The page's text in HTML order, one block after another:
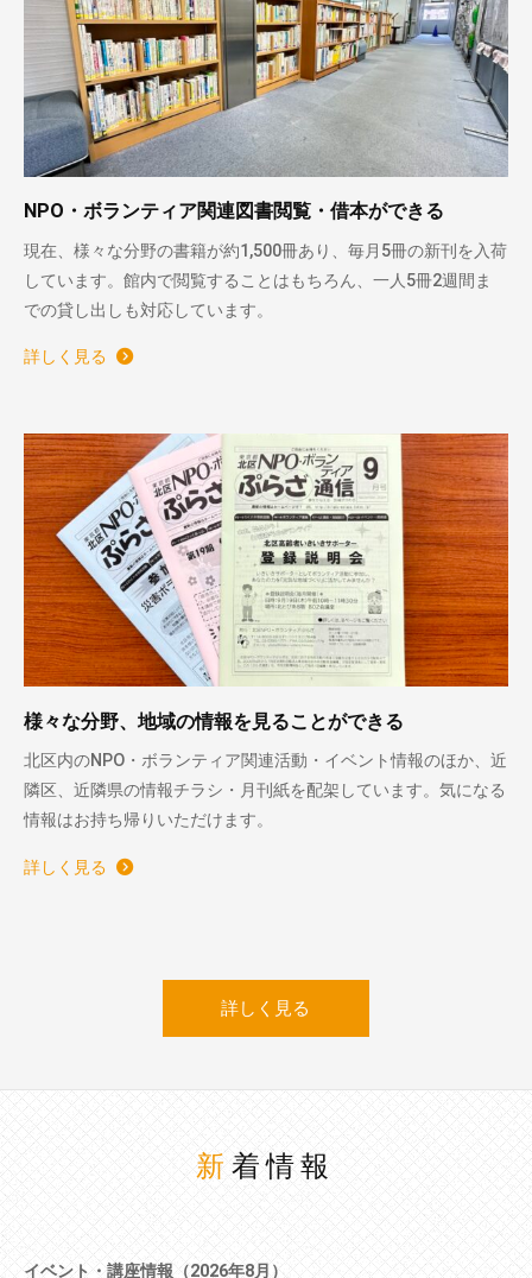
NPO・ボランティア関連図書閲覧・借本ができる
現在、様々な分野の書籍が約1,500冊あり、毎月5冊の新刊を入荷
しています。館内で閲覧することはもちろん、一人5冊2週間ま
での貸し出しも対応しています。
詳しく見る
様々な分野、地域の情報を見ることができる
北区内のNPO・ボランティア関連活動・イベント情報のほか、近
隣区、近隣県の情報チラシ・月刊紙を配架しています。気になる
情報はお持ち帰りいただけます。
詳しく見る
詳しく見る
新着情報
イベント・講座情報（2026年8月）